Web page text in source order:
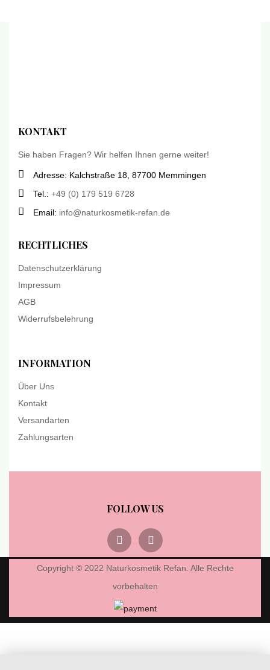
KONTAKT
Sie haben Fragen? Wir helfen Ihnen gerne weiter!
Adresse: Kalchstraße 18, 87700 Memmingen
Tel.: +49 (0) 179 519 6728
Email: info@naturkosmetik-refan.de
RECHTLICHES
Datenschutzerklärung
Impressum
AGB
Widerrufsbelehrung
INFORMATION
Über Uns
Kontakt
Versandarten
Zahlungsarten
FOLLOW US
Copyright © 2022 Naturkosmetik Refan. Alle Rechte
vorbehalten